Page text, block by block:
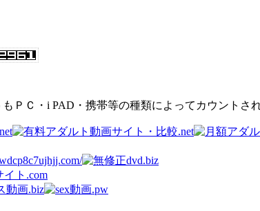
ＰＣ・i PAD・携帯等の種類によってカウントさ